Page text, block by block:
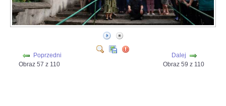
Poprzedni
Obraz 57 z 110
Dalej
Obraz 59 z 110